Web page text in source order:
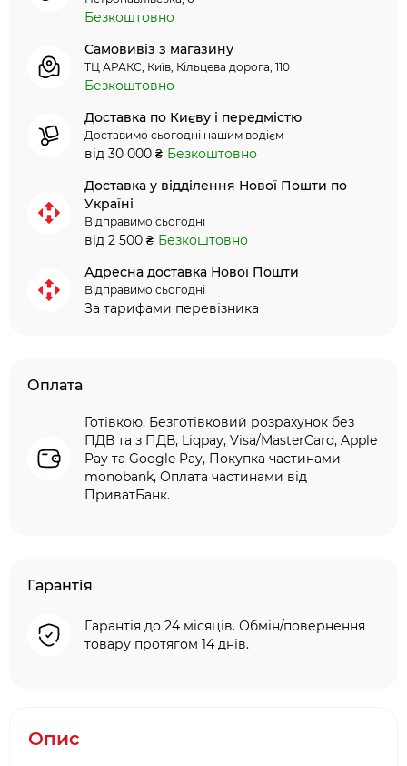
Безкоштовно
Самовивіз з магазину
ТЦ АРАКС, Київ, Кільцева дорога, 110
Безкоштовно
Доставка по Києву і передмістю
Доставимо сьогодні нашим водієм
від 30 000 ₴ Безкоштовно
Доставка у відділення Нової Пошти по
Україні
Відправимо сьогодні
від 2 500 ₴ Безкоштовно
Адресна доставка Нової Пошти
Відправимо сьогодні
За тарифами перевізника
Оплата
Готівкою, Безготівковий розрахунок без
ПДВ та з ПДВ, Liqpay, Visa/MasterCard, Apple
Pay та Google Pay, Покупка частинами
monobank, Оплата частинами від
ПриватБанк.
Гарантія
Гарантія до 24 місяців. Обмін/повернення
товару протягом 14 днів.
Опис